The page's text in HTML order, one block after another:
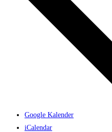
Google Kalender
iCalendar